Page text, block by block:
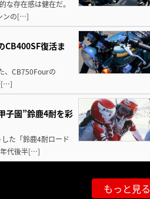
な存在感は健在だ。
ンの[…]
CB400SF復活ま
、CB750Fourの
[…]
子園”鈴鹿4耐を彩
た「鈴鹿4耐ロード
年代後半[…]
もっと見る